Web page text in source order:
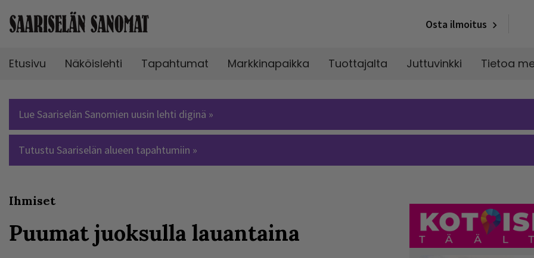
Osta ilmoitus
Etusivu Näköislehti Tapahtumat Markkinapaikka Tuottajalta Juttuvinkki Tietoa
Lue Saariselän Sanomien uusin lehti diginä »
Tutustu Saariselän alueen tapahtumiin »
Ihmiset
Puumat juoksulla lauantaina